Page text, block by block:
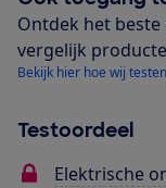
Ontdek het
vergelijk
Bekijk hier hoe wij testen
Testoordeel
Elektrische